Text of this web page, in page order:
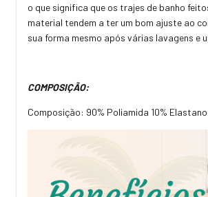
o que significa que os trajes de banho
material tendem a ter um bom ajuste ao
sua forma mesmo após várias lavagens e
COMPOSIÇÃO:
Composição: 90% Poliamida 10% Elastano.